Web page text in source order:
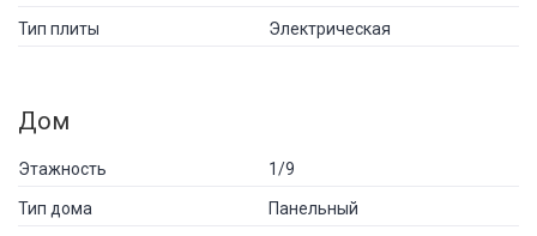
Тип плиты Электрическая
Дом
Этажность 1/9
Тип дома Панельный